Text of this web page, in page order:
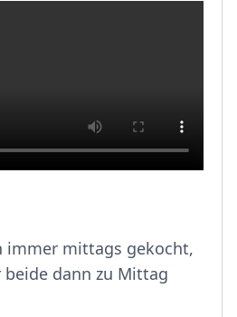
immer mittags gekocht,
beide dann zu Mittag